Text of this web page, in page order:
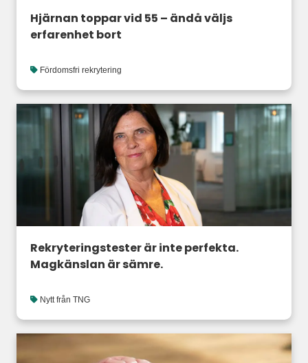
Hjärnan toppar vid 55 – ändå väljs
erfarenhet bort
Fördomsfri rekrytering
Rekryteringstester är inte perfekta.
Magkänslan är sämre.
Nytt från TNG